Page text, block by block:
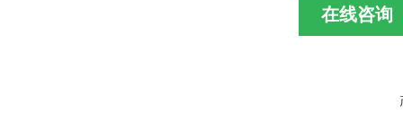
在线咨询